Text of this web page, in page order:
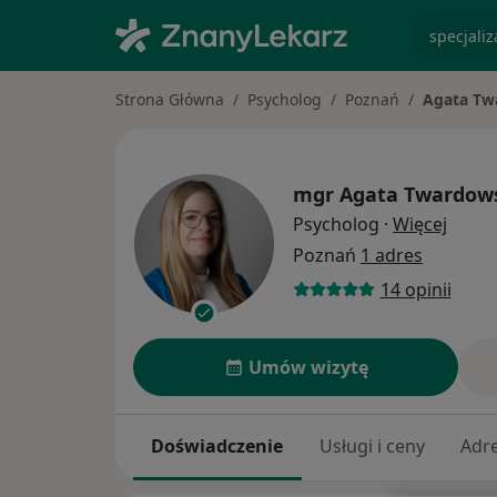
Strona Główna Psycholog Poznań Agata
mgr Agata
Psycholog · Więcej
Poznań 1 adres
14 opinii
Umów wizytę
Doświadczenie Usługi i ceny